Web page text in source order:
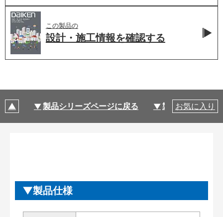
この製品の
設計・施工情報を確認する
製品シリーズページに戻る 製品仕様
お気に入り
製品仕様